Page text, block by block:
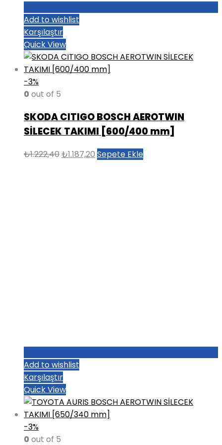
Add to wishlist
Karşılaştır
Quick View
-3%
0 out of 5
SKODA CITIGO BOSCH AEROTWIN
SİLECEK TAKIMI [600/400 mm]
₺1.222,40Orijinal
₺1.187,20 Şu
Sepete Ekle
Add to wishlist
Karşılaştır
Quick View
-3%
0 out of 5